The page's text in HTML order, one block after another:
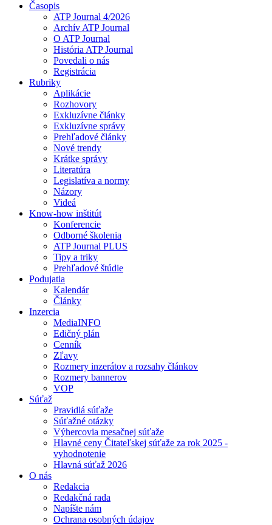
Časopis
ATP Journal 4/2026
Archív ATP Journal
O ATP Journal
História ATP Journal
Povedali o nás
Registrácia
Rubriky
Aplikácie
Rozhovory
Exkluzívne články
Exkluzívne správy
Prehľadové články
Nové trendy
Krátke správy
Literatúra
Legislatíva a normy
Názory
Videá
Know-how inštitút
Konferencie
Odborné školenia
ATP Journal PLUS
Tipy a triky
Prehľadové štúdie
Podujatia
Kalendár
Články
Inzercia
MediaINFO
Edičný plán
Cenník
Zľavy
Rozmery inzerátov a rozsahy článkov
Rozmery bannerov
VOP
Súťaž
Pravidlá súťaže
Súťažné otázky
Výhercovia mesačnej súťaže
Hlavné ceny Čitateľskej súťaže za rok 2025 -
vyhodnotenie
Hlavná súťaž 2026
O nás
Redakcia
Redakčná rada
Napíšte nám
Ochrana osobných údajov